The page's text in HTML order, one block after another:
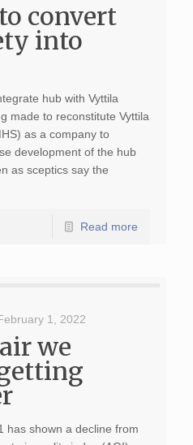
convert
into
hub with Vyttila
made to reconstitute Vyttila
as a company to
development of the hub
as sceptics say the
Read more
1, 2022
we
has shown a decline from